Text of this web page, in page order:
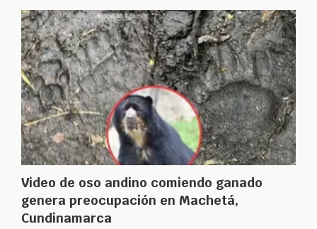
Video de oso andino comiendo ganado
genera preocupación en Machetá,
Cundinamarca